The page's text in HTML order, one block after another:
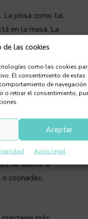
las cookies
como las cookies
El consentimiento de estas
de navegación
o retirar el consentimiento,
Aceptar
Aviso legal
La pinsa como tal
en la masa. La
y masa madre
y más
ovalada. Como las
sobre los 300 °C.
suelen estar
se vuelve a
cocinadas,